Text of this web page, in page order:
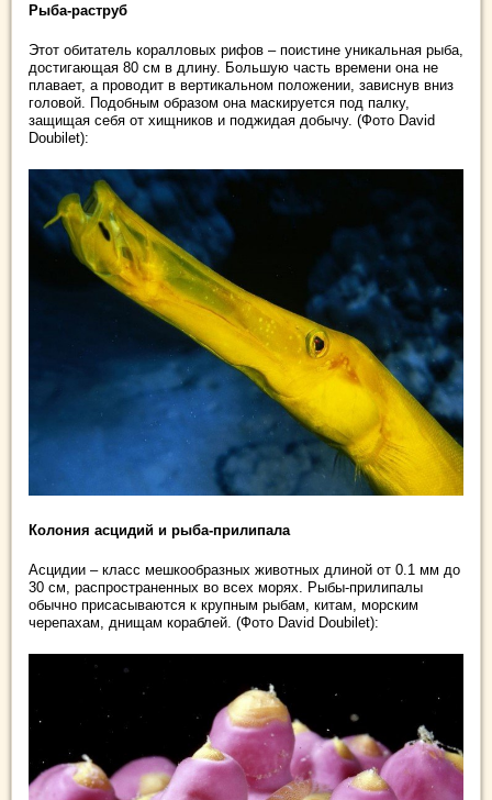
Рыба-раструб
Этот обитатель коралловых рифов – поистине уникальная рыба,
достигающая 80 см в длину. Большую часть времени она не
плавает, а проводит в вертикальном положении, зависнув вниз
головой. Подобным образом она маскируется под палку,
защищая себя от хищников и поджидая добычу. (Фото David
Doubilet):
Колония асцидий и рыба-прилипала
Асцидии – класс мешкообразных животных длиной от 0.1 мм до
30 см, распространенных во всех морях. Рыбы-прилипалы
обычно присасываются к крупным рыбам, китам, морским
черепахам, днищам кораблей. (Фото David Doubilet):